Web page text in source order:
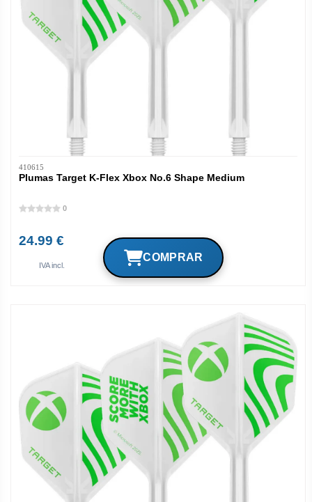
410615
Plumas Target K-Flex Xbox No.6 Shape Medium
0
24.99 €
IVA incl.